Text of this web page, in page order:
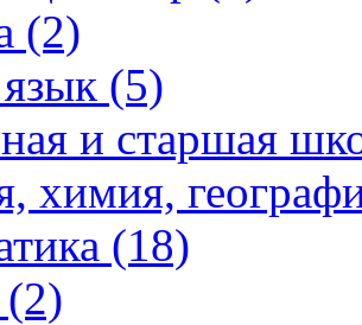
(2)
(5)
и старшая
химия,
(18)